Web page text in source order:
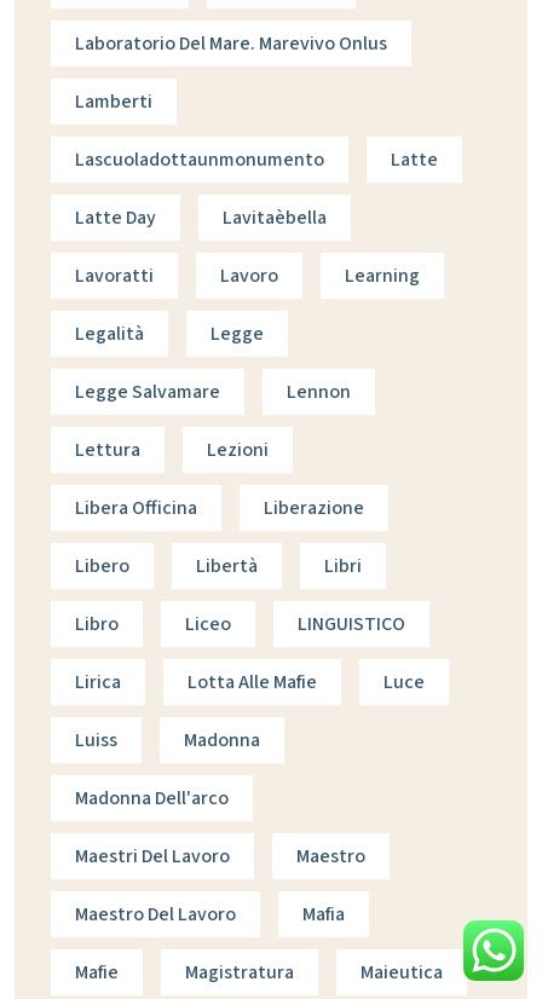
Laboratorio Del Mare. Marevivo Onlus
Lamberti
Lascuoladottaunmonumento Latte
Latte Day Lavitaèbella
Lavoratti Lavoro Learning
Legalità Legge
Legge Salvamare Lennon
Lettura Lezioni
Libera Officina Liberazione
Libero Libertà Libri
Libro Liceo LINGUISTICO
Lirica Lotta Alle Mafie Luce
Luiss Madonna
Madonna Dell'arco
Maestri Del Lavoro Maestro
Maestro Del Lavoro Mafia
Mafie Magistratura Maieutica